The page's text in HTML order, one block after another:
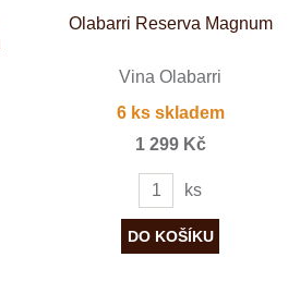
Olabarri Reserva Magnum
Vina Olabarri
6 ks skladem
1 299 Kč
ks